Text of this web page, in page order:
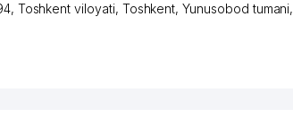
Toshkent viloyati, Toshkent,Yunusobod tumani,